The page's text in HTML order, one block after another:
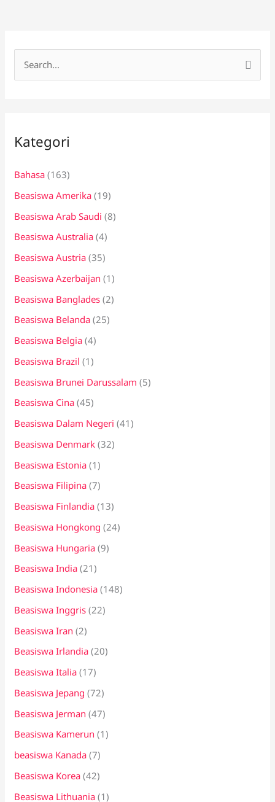
u
t
u
k
:
Kategori
Bahasa (163)
Beasiswa Amerika (19)
Beasiswa Arab Saudi (8)
Beasiswa Australia (4)
Beasiswa Austria (35)
Beasiswa Azerbaijan (1)
Beasiswa Banglades (2)
Beasiswa Belanda (25)
Beasiswa Belgia (4)
Beasiswa Brazil (1)
Beasiswa Brunei Darussalam (5)
Beasiswa Cina (45)
Beasiswa Dalam Negeri (41)
Beasiswa Denmark (32)
Beasiswa Estonia (1)
Beasiswa Filipina (7)
Beasiswa Finlandia (13)
Beasiswa Hongkong (24)
Beasiswa Hungaria (9)
Beasiswa India (21)
Beasiswa Indonesia (148)
Beasiswa Inggris (22)
Beasiswa Iran (2)
Beasiswa Irlandia (20)
Beasiswa Italia (17)
Beasiswa Jepang (72)
Beasiswa Jerman (47)
Beasiswa Kamerun (1)
beasiswa Kanada (7)
Beasiswa Korea (42)
Beasiswa Lithuania (1)